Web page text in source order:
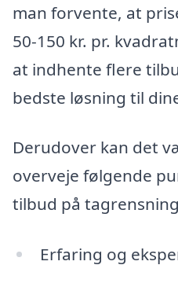
man forvente, at
50-150 kr. pr.
at indhente flere
bedste løsning til
Derudover kan det
overveje følgende
tilbud på
Erfaring og